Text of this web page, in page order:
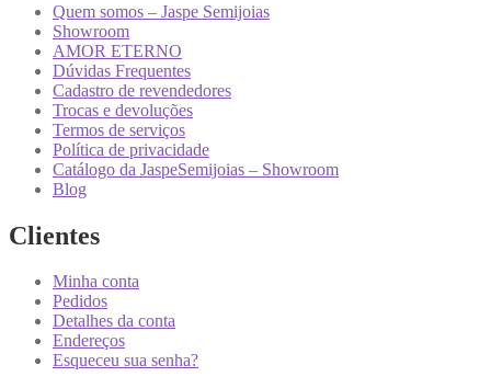
Quem somos – Jaspe Semijoias
Showroom
AMOR ETERNO
Dúvidas Frequentes
Cadastro de revendedores
Trocas e devoluções
Termos de serviços
Política de privacidade
Catálogo da JaspeSemijoias – Showroom
Blog
Clientes
Minha conta
Pedidos
Detalhes da conta
Endereços
Esqueceu sua senha?